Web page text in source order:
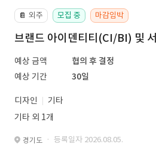
📔 외주 모집 중 마감임박
브랜드 아이덴티티(CI/BI) 및
예상 금액
협의 후 결정
예상 기간
30일
디자인
기타
기타 외 1개
경기도 · 등록일자 2026.08.05.